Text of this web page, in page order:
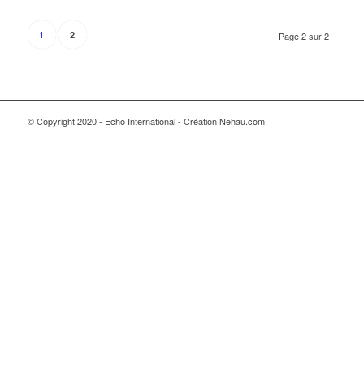
Page 2 sur 2
1 2
© Copyright 2020 - Echo International - Création Nehau.com